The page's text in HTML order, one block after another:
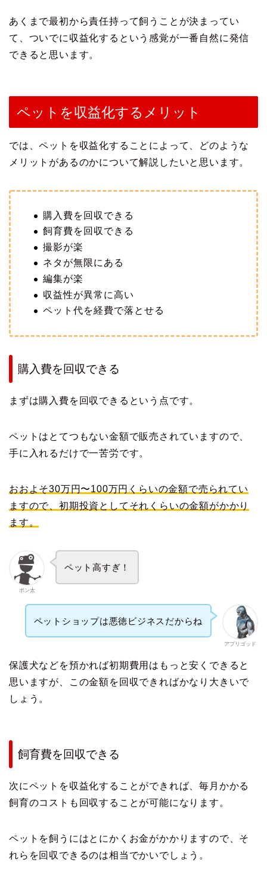
あくまで最初から責任持って飼うことが決まってい
て、ついでに収益化するという感覚が一番自然に発信
できると思います。
ペットを収益化するメリット
では、ペットを収益化することによって、どのような
メリットがあるのかについて解説したいと思います。
購入費を回収できる
飼育費を回収できる
撮影が楽
ネタが無限にある
編集が楽
収益性が異常に高い
ペット代を経費で落とせる
購入費を回収できる
まずは購入費を回収できるという点です。
ペットはとてつもない金額で販売されていますので、
手に入れるだけで一苦労です。
おおよそ30万円〜100万円くらいの金額で売られてい
ますので、初期投資としてそれくらいの金額がかかり
ます。
ポン太
ペット高すぎ！
アプリゴッド
ペットショップは悪徳ビジネスだからね
保護犬などを預かれば初期費用はもっと安くできると
思いますが、この金額を回収できればかなり大きいで
しょう。
飼育費を回収できる
次にペットを収益化することができれば、毎月かかる
飼育のコストも回収することが可能になります。
ペットを飼うにはとにかくお金がかかりますので、そ
れらを回収できるのは相当でかいでしょう。